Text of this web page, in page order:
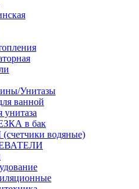
Унитазы
ванной
унитаза
в бак
водяные)